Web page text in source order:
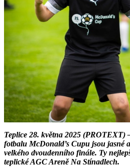
Teplice 28. května 2025 (PROTEXT)
fotbalu McDonald’s Cupu jsou jasné
velkého dvoudenního finále. Ty
teplické AGC Areně Na Stínadlech.